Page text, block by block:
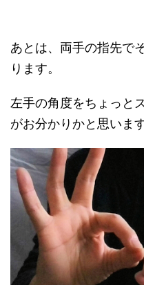
あとは、両手の指先で
ります。
左手の角度をちょっと
がお分かりかと思います